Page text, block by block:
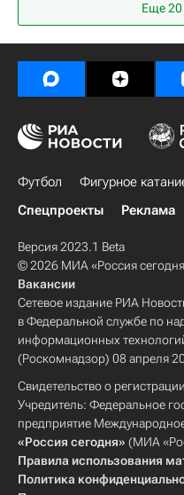
Еще 20
Футбол Фигурное
Спецпроекты
Реклама
Версия 2023.1 Beta
© 2026 МИА «Россия
Вакансии
Сетевое издание РИА
в Федеральной службе по
информационных
(Роскомнадзор) 08 апреля
Свидетельство о
Учредитель: Федеральное
предприятие
«Россия сегодня» (МИА
Правила использования
Политика